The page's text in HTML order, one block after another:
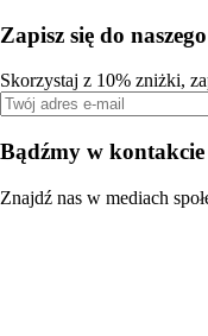
Zapisz się do
Skorzystaj z 10% zniżki,
Bądźmy w kontakcie
Znajdź nas w mediach